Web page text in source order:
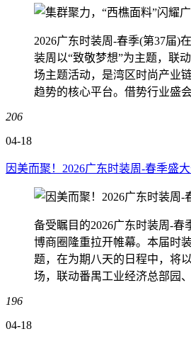
2026广东时装周-春季(第37届)
装周以“致敬梦想”为主题，联
场主题活动，是湾区时尚产业
趋势的核心平台。借势行业盛
206
04-18
因美而聚！2026广东时装周-春季盛大
备受瞩目的2026广东时装周-春
博商圈隆重拉开帷幕。本届时
题，在为期八天的日程中，将
场，联动番禺工业经济总部园
196
04-18